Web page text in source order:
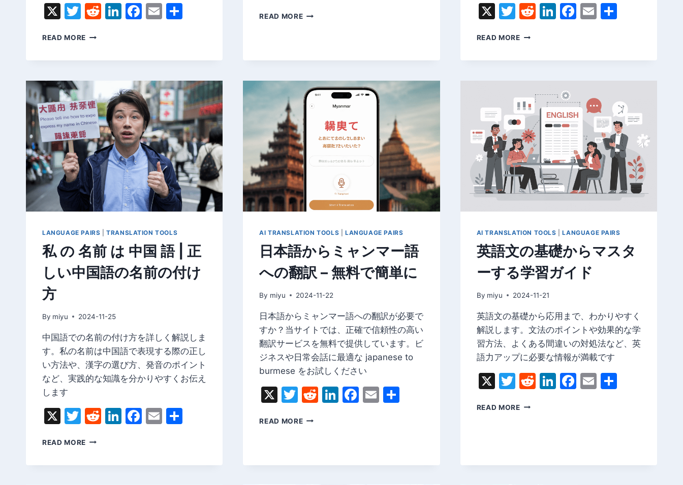
X Twitter
Reddit
LinkedIn
Facebook
Email
READ MORE GOOGLE
に
切
り
替
え
る
簡
単
な
方
法
｜
設
定
ガ
イ
ド
READ MORE完
で
も
得
で
き
る
効
率
な
学
X Twitter
Reddit
LinkedIn
Facebook
EmailShare
READ MOREし
語
の
使
い
方
｜
日
常
会
話
つ
表
現
集
LANGUAGE PAIRS |TRANSLATION TOOLS
私 の 名前 は 中国 語 | 正
しい中国語の名前の付け
方
By miyu 2024-11-25
中国語での名前の付け方を詳しく解説しま
す。私の名前は中国語で表現する際の正し
い方法や、漢字の選び方、発音のポイント
など、実践的な知識を分かりやすくお伝え
します
X Twitter
Reddit
LinkedIn
Facebook
Email
READ MORE 私
AI TRANSLATION TOOLS |LANGUAGE PAIRS
日本語からミャンマー語
への翻訳 – 無料で簡単に
By miyu 2024-11-22
日本語からミャンマー語への翻訳が必要で
すか？当サイトでは、正確で信頼性の高い
翻訳サービスを無料で提供しています。ビ
ジネスや日常会話に最適な japanese to
burmese をお試しください
X Twitter
Reddit
LinkedIn
Facebook
Email
READ MORE日
AI TRANSLATION TOOLS |LANGUAGE PAIRS
英語文の基礎からマスタ
ーする学習ガイド
By miyu 2024-11-21
英語文の基礎から応用まで、わかりやすく
解説します。文法のポイントや効果的な学
習方法、よくある間違いの対処法など、英
語力アップに必要な情報が満載です
X Twitter
Reddit
LinkedIn
Facebook
EmailShare
READ MORE英